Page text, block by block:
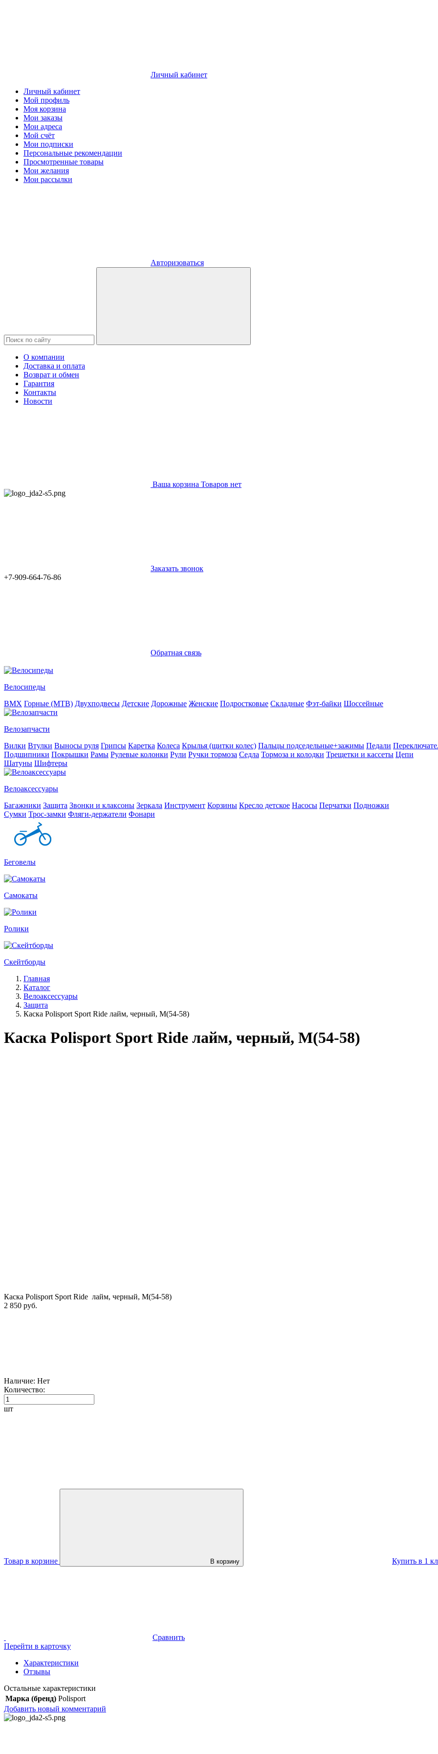
Личный кабинет
Личный кабинет
Мой профиль
Моя корзина
Мои заказы
Мои адреса
Мой счёт
Мои подписки
Персональные рекомендации
Просмотренные товары
Мои желания
Мои рассылки
Авторизоваться
О компании
Доставка и оплата
Возврат и обмен
Гарантия
Контакты
Новости
Ваша корзина Товаров нет
Заказать звонок
+7-909-664-76-86
Обратная связь
Велосипеды
BMX Горные (MTB) Двухподвесы Детские Дорожные Женские Подростковые Складные Фэт-байки Шоссейные
Велозапчасти
Вилки Втулки Выносы руля Грипсы Каретка Колеса Крылья (щитки колес) Пальцы подседельные+зажимы Педали
Подшипники Покрышки Рамы Рулевые колонки Рули Ручки тормоза Седла Тормоза и колодки Трещетки и кассеты Цепи
Шатуны Шифтеры
Велоаксессуары
Багажники Защита Звонки и клаксоны Зеркала Инструмент Корзины Кресло детское Насосы Перчатки Подножки
Сумки Трос-замки Фляги-держатели Фонари
Беговелы
Самокаты
Ролики
Скейтборды
Главная
Каталог
Велоаксессуары
Защита
Каска Polisport Sport Ride лайм, черный, M(54-58)
Каска Polisport Sport Ride лайм, черный, M(54-58)
Каска Polisport Sport Ride лайм, черный, M(54-58)
2 850 руб.
Наличие: Нет
Количество:
шт
Товар в корзине В корзину Купить в 1
Сравнить
Перейти в карточку
Характеристики
Отзывы
Остальные характеристики
Марка (бренд) Polisport
Добавить новый комментарий